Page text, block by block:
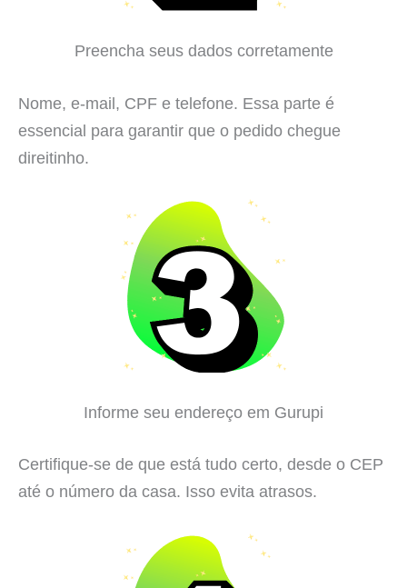
Preencha seus dados corretamente
Nome, e-mail, CPF e telefone. Essa parte é
essencial para garantir que o pedido chegue
direitinho.
Informe seu endereço em Gurupi
Certifique-se de que está tudo certo, desde o CEP
até o número da casa. Isso evita atrasos.